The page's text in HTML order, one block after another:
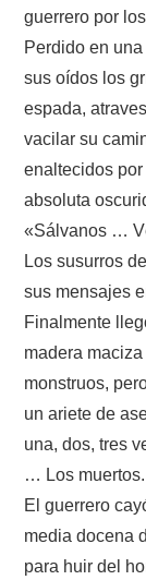
INFANTIL
MINICUENTOS.
POEMADAS
NOVELAS
guerrero por
Perdido en
sus oídos los
espada,
vacilar su
enaltecidos
absoluta
«Sálvanos …
Los susurros
sus mensajes
Finalmente
madera
monstruos,
un ariete de
una, dos, tres
… Los muertos.
El guerrero
media docena
para huir del